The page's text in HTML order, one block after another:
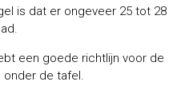
is dat er ongeveer 25 tot 28
een goede richtlijn voor de
de tafel.